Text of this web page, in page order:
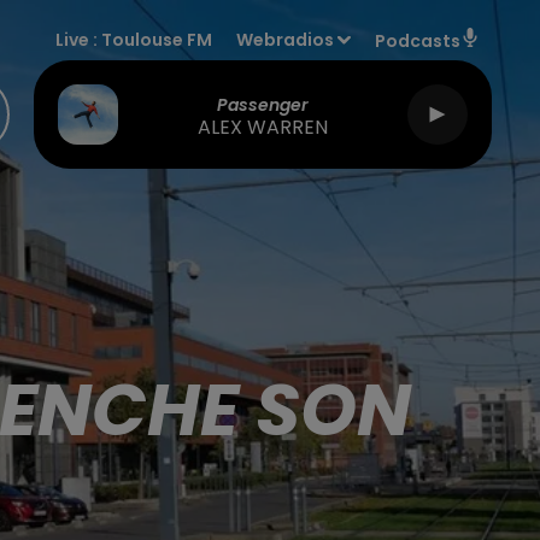
Live : Toulouse FM Webradios Podcasts
Passenger
ALEX WARREN
SON